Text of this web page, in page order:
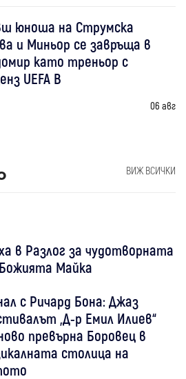
юноша на Струмска
и Миньор се завръща в
като треньор с
UEFA B
06 авг
ВИЖ ВСИЧКИ
в Разлог за чудотворната
Майка
с Ричард Бона: Джаз
„Д-р Емил Илиев“
превърна Боровец в
столица на